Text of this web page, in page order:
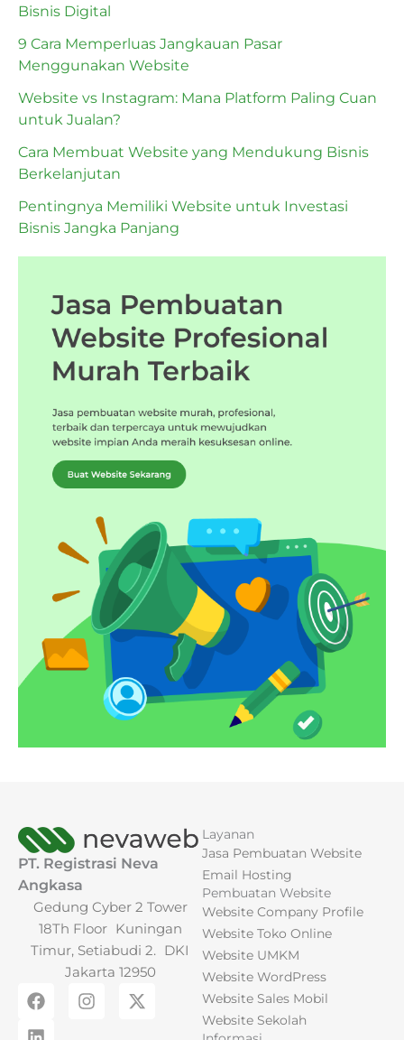
Bisnis Digital
9 Cara Memperluas Jangkauan Pasar
Menggunakan Website
Website vs Instagram: Mana Platform Paling Cuan
untuk Jualan?
Cara Membuat Website yang Mendukung Bisnis
Berkelanjutan
Pentingnya Memiliki Website untuk Investasi
Bisnis Jangka Panjang
PT. Registrasi Neva
Angkasa
Gedung Cyber 2 Tower
18Th Floor Kuningan
Timur, Setiabudi 2. DKI
Jakarta 12950
F
a
c
I
n
X
-
L
i
n
Layanan
Jasa Pembuatan Website
Email Hosting
Pembuatan Website
Website Company Profile
Website Toko Online
Website UMKM
Website WordPress
Website Sales Mobil
Website Sekolah